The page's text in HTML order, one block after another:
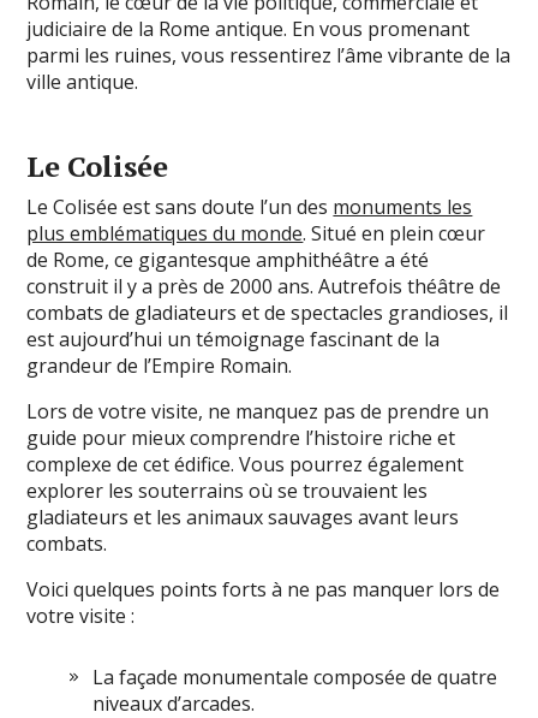
judiciaire de la Rome antique. En vous promenant
parmi les ruines, vous ressentirez l’âme vibrante de la
ville antique.
Le Colisée
Le Colisée est sans doute l’un des monuments les
plus emblématiques du monde. Situé en plein cœur
de Rome, ce gigantesque amphithéâtre a été
construit il y a près de 2000 ans. Autrefois théâtre de
combats de gladiateurs et de spectacles grandioses, il
est aujourd’hui un témoignage fascinant de la
grandeur de l’Empire Romain.
Lors de votre visite, ne manquez pas de prendre un
guide pour mieux comprendre l’histoire riche et
complexe de cet édifice. Vous pourrez également
explorer les souterrains où se trouvaient les
gladiateurs et les animaux sauvages avant leurs
combats.
Voici quelques points forts à ne pas manquer lors de
votre visite :
La façade monumentale composée de quatre
niveaux d’arcades.